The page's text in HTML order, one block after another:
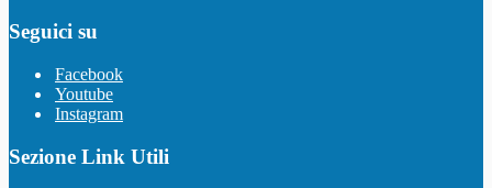
Seguici su
Facebook
Youtube
Instagram
Sezione Link Utili